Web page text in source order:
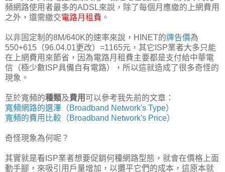
頻網路使用者最多的ADSL來說，除了每個月應繳的上網費用
之外，還需繳交電路月租費 。
以非固定制的8M/640K的速率來說，HINET的牌告價為
550+615（96.04.01更改）=1165元，其它ISP業者大多只能
在上網費用來節省，因為電路月租費主要都是支付給中華電
信（極少數ISP具備自有電路），所以這就造成了很多奇怪的
現象。
至於寬頻的種類及費用 可以參考我先前的文章：
寬頻網路的選澤（Broadband Network's Type）
寬頻的費用比較（Broadband Network's Price）
奇怪現象為何呢？
其實就是看ISP業者想要促銷何種網路型態，就會在價格上面
動手腳，來吸引用戶量增加，以攤平它們的成本，這原本就